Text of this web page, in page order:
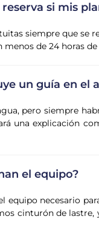
si mis
siempre que se
menos de 24 horas
un guía en el
pero siempre
una explicación
el equipo?
equipo necesario
cinturón de lastre,